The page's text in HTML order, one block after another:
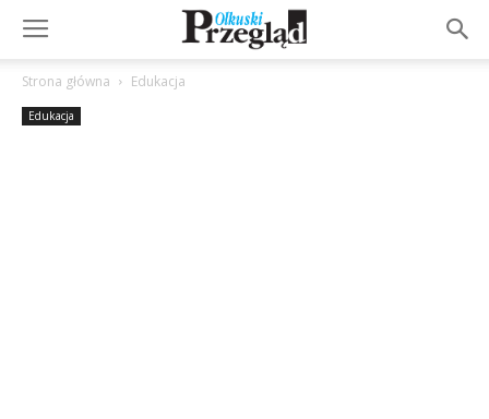
Strona główna Edukacja
Edukacja